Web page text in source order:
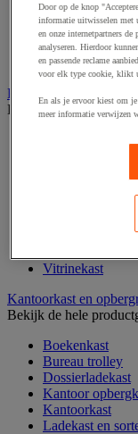
Klein
Papier,
Schriften,
Schrijfwaren
Kantoordecoratie
Bekijk de hele
Lijst- en
Vitrinekast
Kantoorkast en
Bekijk de hele
Boekenkast
Bureau trolley
Dossierladekast
Kantoor
Kantoorkast
Ladekast en
Door op de knop
informatie uitwisselen met
en onze internetpartners
analyseren. Hierdoor
en passende reclame
voor elk type cookie, klikt
En als je ervoor kiest om
meer informatie verwijzen